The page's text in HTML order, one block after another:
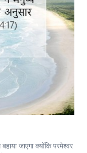
जाएगा क्योंकि परमेश्‍वर